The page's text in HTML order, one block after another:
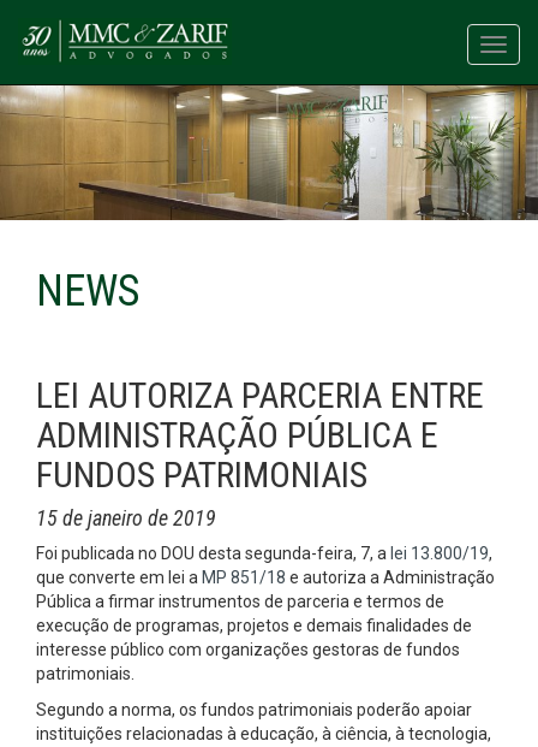
NEWS
LEI AUTORIZA PARCERIA ENTRE
ADMINISTRAÇÃO PÚBLICA E
FUNDOS PATRIMONIAIS
15 de janeiro de 2019
Foi publicada no DOU desta segunda-feira, 7, a lei 13.800/19,
que converte em lei a MP 851/18 e autoriza a Administração
Pública a firmar instrumentos de parceria e termos de
execução de programas, projetos e demais finalidades de
interesse público com organizações gestoras de fundos
patrimoniais.
Segundo a norma, os fundos patrimoniais poderão apoiar
instituições relacionadas à educação, à ciência, à tecnologia,